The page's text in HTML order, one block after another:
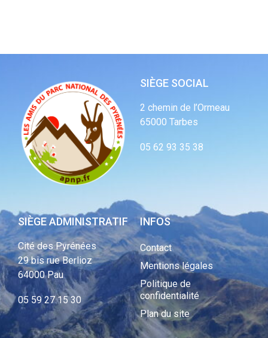
SIÈGE SOCIAL
2 chemin de l’Ormeau
65000 Tarbes
05 62 93 35 38
SIÈGE ADMINISTRATIF
Cité des Pyrénées
29 bis rue Berlioz
64000 Pau
05 59 27 15 30
INFOS
Contact
Mentions légales
Politique de
confidentialité
Plan du site